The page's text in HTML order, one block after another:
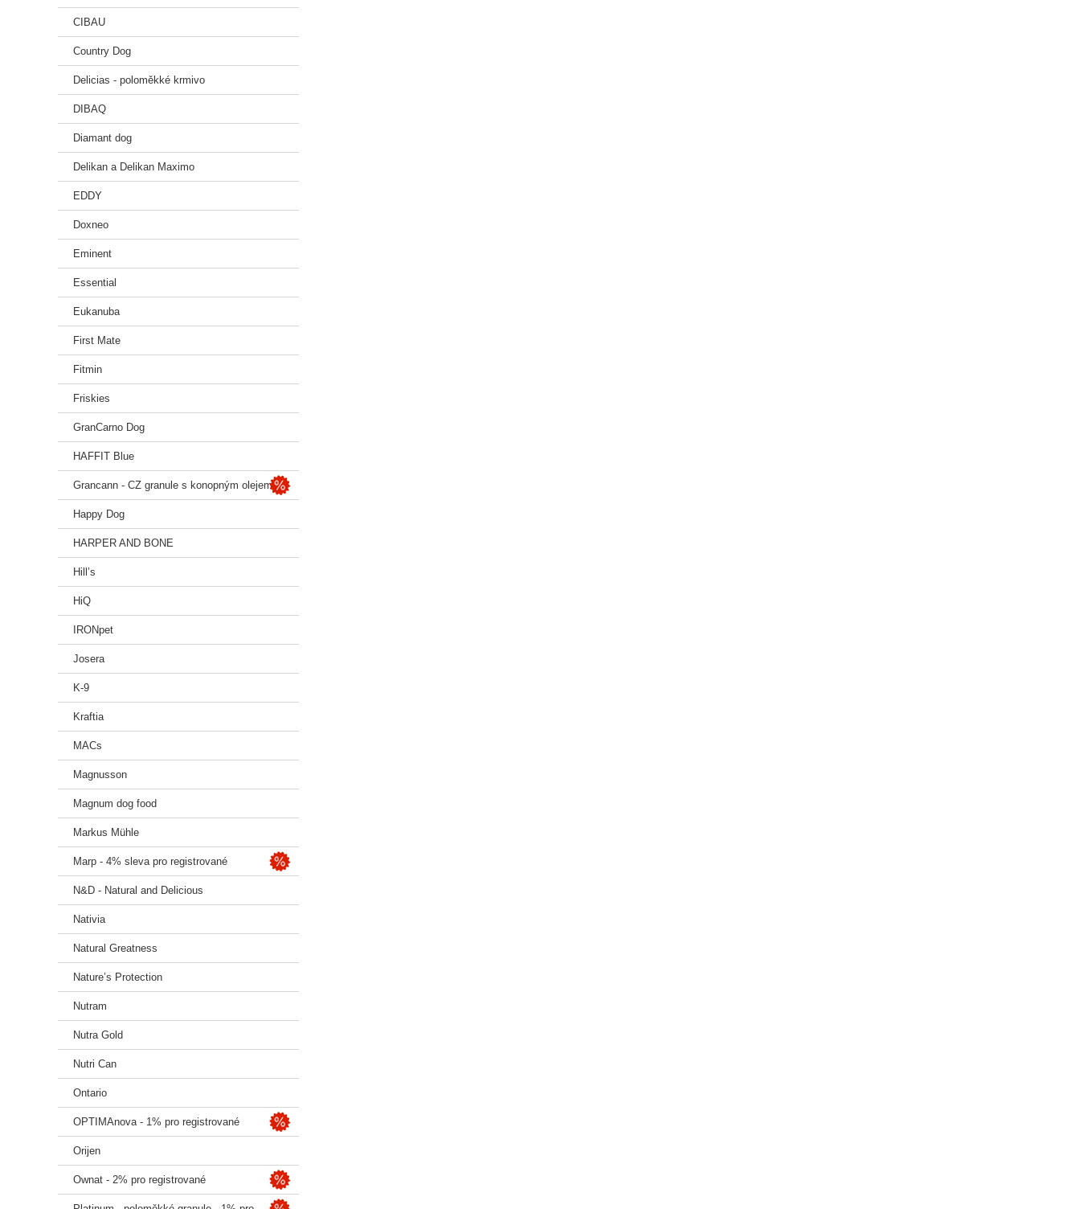
CIBAU
Country Dog
Delicias - poloměkké krmivo
DIBAQ
Diamant dog
Delikan a Delikan Maximo
EDDY
Doxneo
Eminent
Essential
Eukanuba
First Mate
Fitmin
Friskies
GranCarno Dog
HAFFIT Blue
Grancann - CZ granule s konopným olejem
Happy Dog
HARPER AND BONE
Hill’s
HiQ
IRONpet
Josera
K-9
Kraftia
MACs
Magnusson
Magnum dog food
Markus Mühle
Marp - 4% sleva pro registrované
N&D - Natural and Delicious
Nativia
Natural Greatness
Nature’s Protection
Nutram
Nutra Gold
Nutri Can
Ontario
OPTIMAnova - 1% pro registrované
Orijen
Ownat - 2% pro registrované